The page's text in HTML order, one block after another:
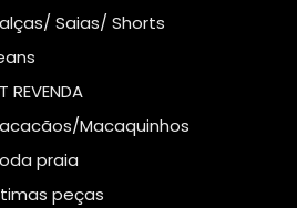
Saias/ Shorts
REVENDA
Macaquinhos
praia
peças